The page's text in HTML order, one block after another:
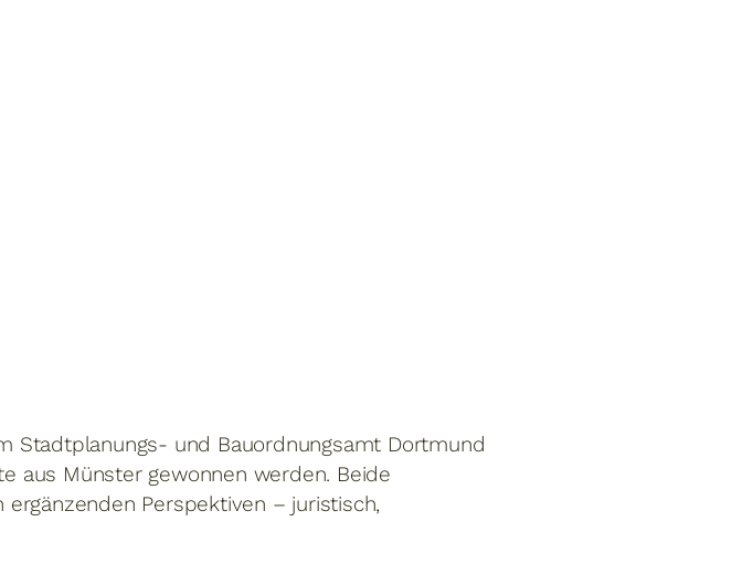
Stadtplanungs- und Bauordnungsamt Dortmund
aus Münster gewonnen werden. Beide
Perspektiven – juristisch,